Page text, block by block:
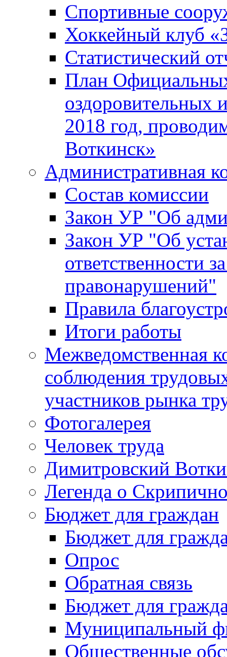
Спортивные
Хоккейный клуб
Статистический
План
оздоровительных
2018 год,
Воткинск»
Административная
Состав комиссии
Закон УР "Об
Закон УР "Об
ответственности
правонарушений"
Правила
Итоги работы
Межведомственная
соблюдения
участников рынка
Фотогалерея
Человек труда
Димитровский
Легенда о
Бюджет для граждан
Бюджет для
Опрос
Обратная связь
Бюджет для
Муниципальный
Общественные